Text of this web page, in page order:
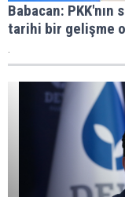
Babacan: PKK'nın
tarihi bir gelişme
.